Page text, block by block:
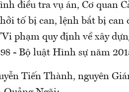
điều tra vụ án, Cơ quan
tố bị can, lệnh bắt bị can
phạm quy định về xây
- Bộ luật Hình sự năm
Tiến Thành, nguyên